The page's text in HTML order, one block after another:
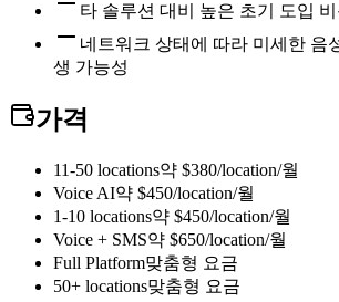
타 솔루션 대비 높은 초기 도입
네트워크 상태에 따라 미세한 음
생 가능성
가격
11-50 locations약 $380/location/월
Voice AI약 $450/location/월
1-10 locations약 $450/location/월
Voice + SMS약 $650/location/월
Full Platform맞춤형 요금
50+ locations맞춤형 요금